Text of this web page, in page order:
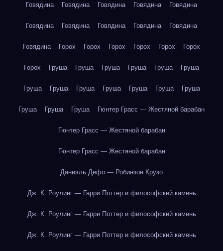
Говядина Говядина Говядина Говядина Говядина
Говядина Говядина Говядина Говядина Говядина
Говядина Горох Горох Горох Горох Горох Горох
Горох Груша Груша Груша Груша Груша Груша
Груша Груша Груша Груша Груша Груша Груша
Груша Груша Груша Гюнтер Грасс — Жестяной барабан
Гюнтер Грасс — Жестяной барабан
Гюнтер Грасс — Жестяной барабан
Даниэль Дефо — Робинзон Крузо
Дж. К. Роулинг — Гарри Поттер и философский камень
Дж. К. Роулинг — Гарри Поттер и философский камень
Дж. К. Роулинг — Гарри Поттер и философский камень